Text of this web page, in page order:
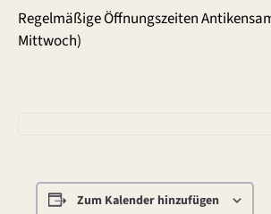
Regelmäßige Öffnungszeiten
Mittwoch)
Zum Kalender hinzufügen